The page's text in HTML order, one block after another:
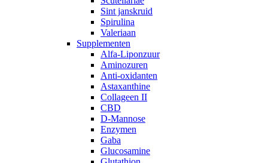
Sint janskruid
Spirulina
Valeriaan
Supplementen
Alfa-Liponzuur
Aminozuren
Anti-oxidanten
Astaxanthine
Collageen II
CBD
D-Mannose
Enzymen
Gaba
Glucosamine